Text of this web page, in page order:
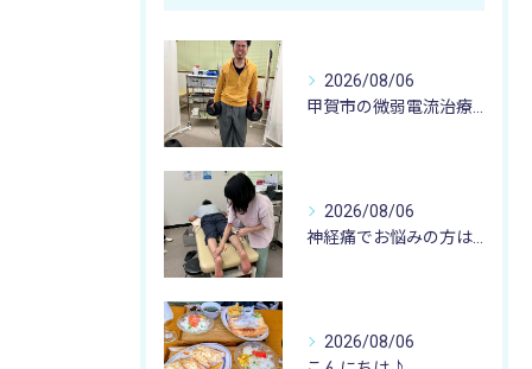
2026/08/06
2026/08/06
2026/08/06